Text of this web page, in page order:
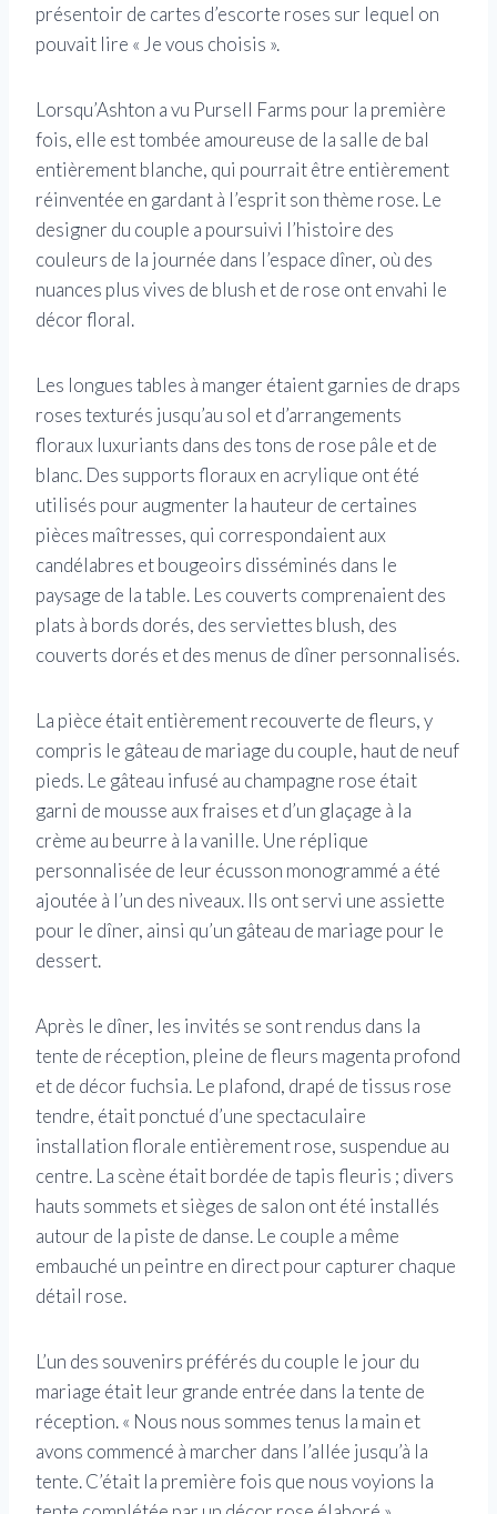
présentoir de cartes d’escorte roses sur lequel on
pouvait lire « Je vous choisis ».
Lorsqu’Ashton a vu Pursell Farms pour la première
fois, elle est tombée amoureuse de la salle de bal
entièrement blanche, qui pourrait être entièrement
réinventée en gardant à l’esprit son thème rose. Le
designer du couple a poursuivi l’histoire des
couleurs de la journée dans l’espace dîner, où des
nuances plus vives de blush et de rose ont envahi le
décor floral.
Les longues tables à manger étaient garnies de draps
roses texturés jusqu’au sol et d’arrangements
floraux luxuriants dans des tons de rose pâle et de
blanc. Des supports floraux en acrylique ont été
utilisés pour augmenter la hauteur de certaines
pièces maîtresses, qui correspondaient aux
candélabres et bougeoirs disséminés dans le
paysage de la table. Les couverts comprenaient des
plats à bords dorés, des serviettes blush, des
couverts dorés et des menus de dîner personnalisés.
La pièce était entièrement recouverte de fleurs, y
compris le gâteau de mariage du couple, haut de neuf
pieds. Le gâteau infusé au champagne rose était
garni de mousse aux fraises et d’un glaçage à la
crème au beurre à la vanille. Une réplique
personnalisée de leur écusson monogrammé a été
ajoutée à l’un des niveaux. Ils ont servi une assiette
pour le dîner, ainsi qu’un gâteau de mariage pour le
dessert.
Après le dîner, les invités se sont rendus dans la
tente de réception, pleine de fleurs magenta profond
et de décor fuchsia. Le plafond, drapé de tissus rose
tendre, était ponctué d’une spectaculaire
installation florale entièrement rose, suspendue au
centre. La scène était bordée de tapis fleuris ; divers
hauts sommets et sièges de salon ont été installés
autour de la piste de danse. Le couple a même
embauché un peintre en direct pour capturer chaque
détail rose.
L’un des souvenirs préférés du couple le jour du
mariage était leur grande entrée dans la tente de
réception. « Nous nous sommes tenus la main et
avons commencé à marcher dans l’allée jusqu’à la
tente. C’était la première fois que nous voyions la